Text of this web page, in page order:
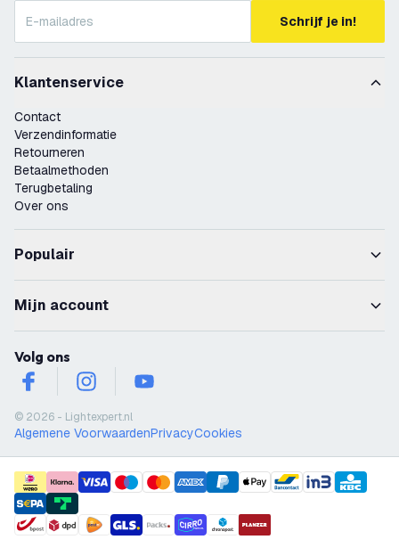
Schrijf je in!
Klantenservice
Contact
Verzendinformatie
Retourneren
Betaalmethoden
Terugbetaling
Over ons
Populair
Mijn account
Volg ons
facebookinstagramyoutube
© 2026 - Lightexpert.nl
Algemene VoorwaardenPrivacyCookies
payment methods
shipment methods